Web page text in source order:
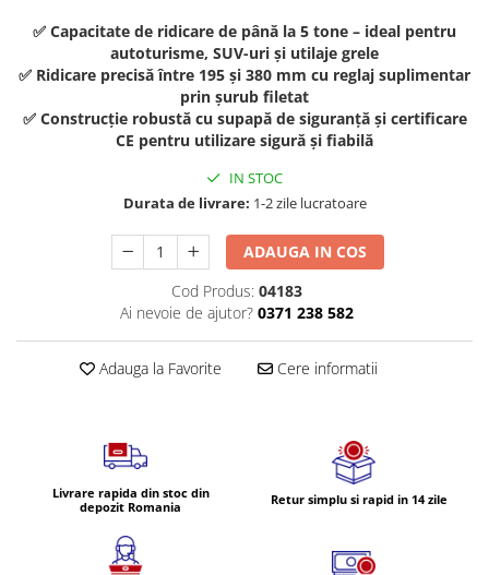
Scania
Scania R S G P Next Generation
Volvo
Volvo FH 4 Euro 6
Volvo Model FM
Lumini, Becuri, Proiectoare
Bare LED (LED Bar) off-road, auto
Becuri Halogen Auto
Becuri Led Auto
Becuri Xenon Auto
Seturi de Becuri Auto
Faruri Camioane, Utilaje &
✅ Capacitate de ridicare de până la 5 tone – ideal pentru
autoturisme, SUV-uri și utilaje grele
✅ Ridicare precisă între 195 și 380 mm cu reglaj suplimentar
prin șurub filetat
✅ Construcție robustă cu supapă de siguranță și certificare
CE pentru utilizare sigură și fiabilă
IN STOC
Durata de livrare: 1-2 zile lucratoare
ADAUGA IN COS
Cod Produs: 04183
Ai nevoie de ajutor? 0371 238 582
Adauga la Favorite Cere informatii
Livrare rapida din stoc din
depozit Romania
Retur simplu si rapid in 14 zile